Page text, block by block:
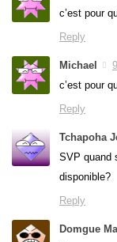
c’est pour
Reply
Michael
c’est pour
Reply
Tchapoha
SVP quand
disponible?
Reply
Domgue